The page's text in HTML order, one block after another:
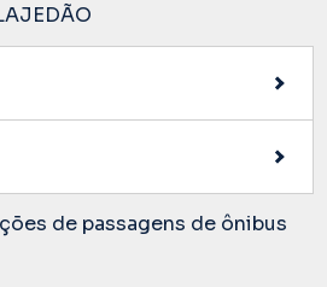
de passagens de ônibus